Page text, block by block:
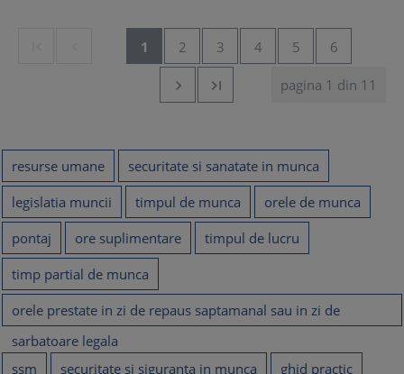
1 2 3 4 5 6
pagina 1 din 11


resurse umane
securitate si sanatate in munca
legislatia muncii
timpul de munca
orele de munca
pontaj
ore suplimentare
timpul de lucru
timp partial de munca
orele prestate in zi de repaus saptamanal sau in zi de
sarbatoare legala
ssm
securitate si siguranta in munca
ghid practic